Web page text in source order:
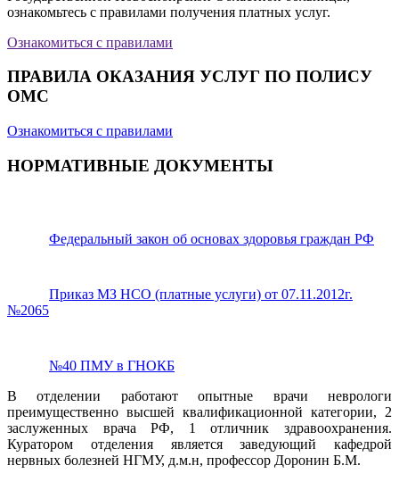
ознакомьтесь с правилами получения платных услуг.
Ознакомиться с правилами
ПРАВИЛА ОКАЗАНИЯ УСЛУГ ПО ПОЛИСУ
ОМС
Ознакомиться с правилами
НОРМАТИВНЫЕ ДОКУМЕНТЫ
Федеральный закон об основах здоровья граждан РФ
Приказ МЗ НСО (платные услуги) от 07.11.2012г.
№2065
№40 ПМУ в ГНОКБ
В отделении работают опытные врачи неврологи
преимущественно высшей квалификационной категории, 2
заслуженных врача РФ, 1 отличник здравоохранения.
Куратором отделения является заведующий кафедрой
нервных болезней НГМУ, д.м.н, профессор Доронин Б.М.